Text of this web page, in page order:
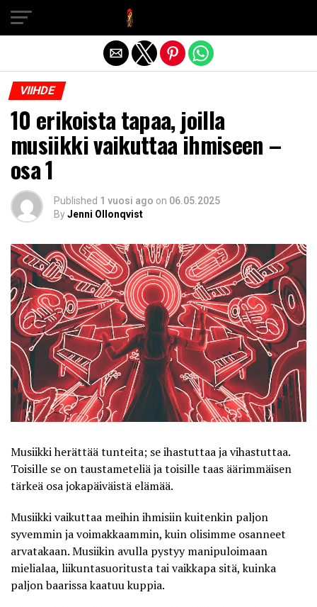
VIIHDE
10 erikoista tapaa, joilla
musiikki vaikuttaa ihmiseen –
osa 1
Published 1 vuosi ago on 06.05.2025
ByJenni Ollonqvist
Musiikki herättää tunteita; se ihastuttaa ja vihastuttaa.
Toisille se on taustameteliä ja toisille taas äärimmäisen
tärkeä osa jokapäiväistä elämää.
Musiikki vaikuttaa meihin ihmisiin kuitenkin paljon
syvemmin ja voimakkaammin, kuin olisimme osanneet
arvatakaan. Musiikin avulla pystyy manipuloimaan
mielialaa, liikuntasuoritusta tai vaikkapa sitä, kuinka
paljon baarissa kaatuu kuppia.
Exit mobile version